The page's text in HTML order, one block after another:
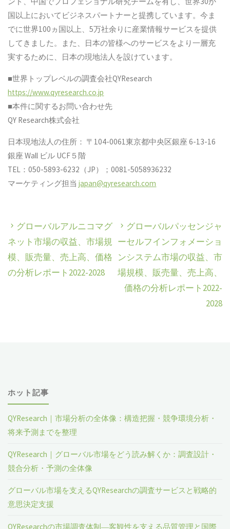
国以上においてビジネスパートナーと提携しています。今ま
でに世界100ヵ国以上、5万社余りに産業情報サービスを提供
してきました。また、日本の皆様へのサービスをより一層充
実するために、日本の現地法人を設けています。
■世界トップレベルの調査会社QYResearch
https://www.qyresearch.co.jp
■本件に関するお問い合わせ先
QY Research株式会社
日本現地法人の住所： 〒104-0061東京都中央区銀座 6-13-16
銀座 Wall ビル UCF５階
TEL：050-5893-6232（JP）；0081-5058936232
マーケティング担当japan@qyresearch.com
グローバルアルニコマグ
ネット市場の収益、市場規
模、販売量、売上高、価格
の分析レポート2022-2028
グローバルパッセンジャ
ーセルフインフォメーショ
ンシステム市場の収益、市
場規模、販売量、売上高、
価格の分析レポート2022-
2028
ホット記事
QYResearch｜市場分析の全体像：構造把握・競争環境分析・
将来予測までを整理
QYResearch｜グローバル市場をどう読み解くか：調査設計・
競合分析・予測の全体像
グローバル市場を支えるQYResearchの調査サービスと戦略的
意思決定支援
QYResearchの市場調査体制―客観性を支える品質管理と国際